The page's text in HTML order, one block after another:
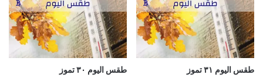
طقس اليوم ٣١ تموز طقس اليوم ٣٠ تموز